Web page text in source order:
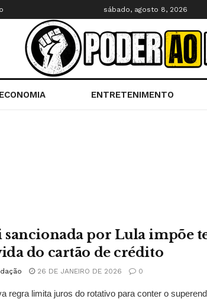
sábado, agosto 8, 2026
ECONOMIA ENTRETENIMENTO
sancionada por Lula impõe
do cartão de crédito
26 DE JANEIRO DE 2026 0
regra limita juros do rotativo para conter o